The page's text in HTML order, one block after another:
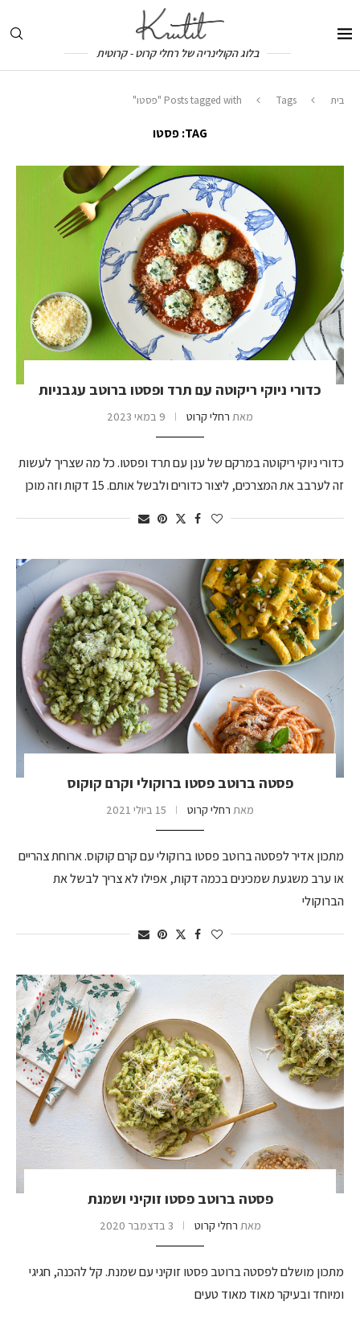
בלוג הקולינריה של רחלי קרוט - קרוטית
בית Tags Posts tagged with "פסטו"
TAG: פסטו
כדורי ניוקי ריקוטה עם תרד ופסטו ברוטב עגבניות
מאת רחלי קרוט 9 במאי 2023
כדורי ניוקי ריקוטה במרקם של ענן עם תרד ופסטו. כל מה שצריך לעשות
זה לערבב את המצרכים, ליצור כדורים ולבשל אותם. 15 דקות וזה מוכן
פסטה ברוטב פסטו ברוקולי וקרם קוקוס
מאת רחלי קרוט 15 ביולי 2021
מתכון אדיר לפסטה ברוטב פסטו ברוקולי עם קרם קוקוס. ארוחת צהריים
או ערב משגעת שמכינים בכמה דקות, אפילו לא צריך לבשל את
הברוקולי
פסטה ברוטב פסטו זוקיני ושמנת
מאת רחלי קרוט 3 בדצמבר 2020
מתכון מושלם לפסטה ברוטב פסטו זוקיני עם שמנת. קל להכנה, חגיגי
ומיוחד ובעיקר מאוד מאוד טעים